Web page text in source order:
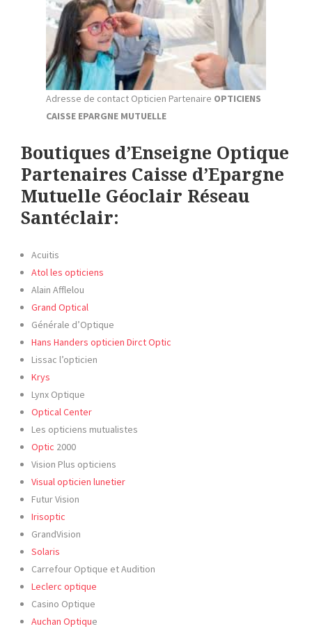
Adresse de contact Opticien Partenaire OPTICIENS
CAISSE EPARGNE MUTUELLE
Boutiques d’Enseigne Optique
Partenaires Caisse d’Epargne
Mutuelle Géoclair Réseau
Santéclair:
Acuitis
Atol les opticiens
Alain Afflelou
Grand Optical
Générale d’Optique
Hans Handers opticien Dirct Optic
Lissac l’opticien
Krys
Lynx Optique
Optical Center
Les opticiens mutualistes
Optic 2000
Vision Plus opticiens
Visual opticien lunetier
Futur Vision
Irisoptic
GrandVision
Solaris
Carrefour Optique et Audition
Leclerc optique
Casino Optique
Auchan Optique